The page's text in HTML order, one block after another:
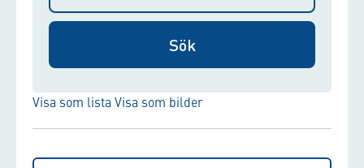
Visa som lista Visa som bilder